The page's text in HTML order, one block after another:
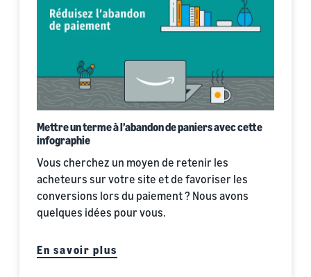
Mettre un terme à l’abandon de paniers avec cette
infographie
Vous cherchez un moyen de retenir les
acheteurs sur votre site et de favoriser les
conversions lors du paiement ? Nous avons
quelques idées pour vous.
En savoir plus